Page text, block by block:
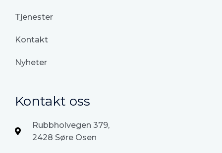
Tjenester
Kontakt
Nyheter
Kontakt oss
Rubbholvegen 379,
2428 Søre Osen